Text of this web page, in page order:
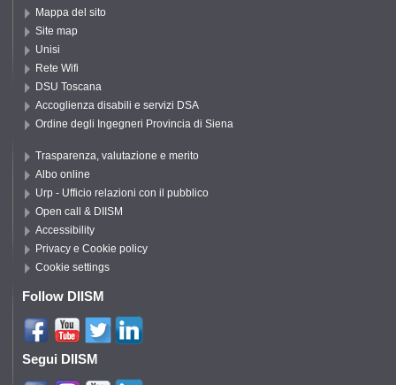
Mappa del sito
Site map
Unisi
Rete Wifi
DSU Toscana
Accoglienza disabili e servizi DSA
Ordine degli Ingegneri Provincia di Siena
Trasparenza, valutazione e merito
Albo online
Urp - Ufficio relazioni con il pubblico
Open call & DIISM
Accessibility
Privacy e Cookie policy
Cookie settings
Follow DIISM
Segui DIISM